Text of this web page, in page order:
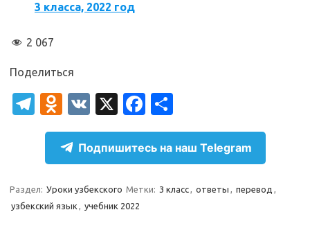
3 класса, 2022 год
2 067
Поделиться
T
el
gr
a
m
O
d
n
o
kl
as
V
K
X
Fa
c
e
b
o
т
п
р
а
Подпишитесь на наш Telegram
Раздел: Уроки узбекского Метки: 3 класс, ответы , перевод ,
узбекский язык , учебник 2022